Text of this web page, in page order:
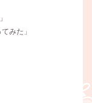
みた」